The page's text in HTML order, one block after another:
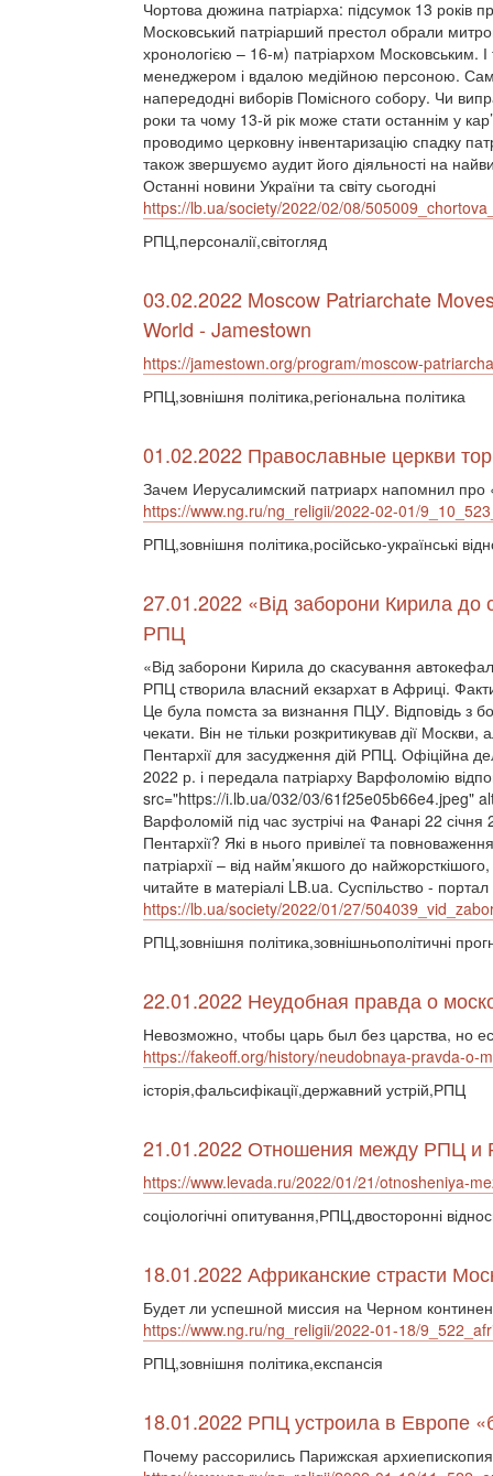
Чортова дюжина патріарха: підсумок 13 років
Московський патріарший престол обрали
хронологією – 16-м) патріархом Московським.
менеджером і вдалою медійною персоною.
напередодні виборів Помісного собору. Чи
роки та чому 13-й рік може стати останнім у
проводимо церковну інвентаризацію спадку
також звершуємо аудит його діяльності на
Останні новини України та світу сьогодні
https://lb.ua/society/2022/02/08/
РПЦ,персоналії,світогляд
03.02.2022 Moscow Patriarchate
World - Jamestown
https://jamestown.org/program/moscow-
РПЦ,зовнішня політика,регіональна політика
01.02.2022 Православные церкви
Зачем Иерусалимский патриарх напомнил
https://www.ng.ru/ng_religii/2022-02-01/
РПЦ,зовнішня політика,російсько-українські
27.01.2022 «Від заборони Кирила до
РПЦ
«Від заборони Кирила до скасування
РПЦ створила власний екзархат в Африці.
Це була помста за визнання ПЦУ. Відповідь з
чекати. Він не тільки розкритикував дії
Пентархії для засудження дій РПЦ. Офіційна
2022 р. і передала патріарху Варфоломію
src="https://i.lb.ua/032/03/61f25e05b66e4.jpeg"
Варфоломій під час зустрічі на Фанарі 22
Пентархії? Які в нього привілеї та
патріархії – від найм’якшого до
читайте в матеріалі LB.ua. Суспільство -
https://lb.ua/society/2022/01/27/
РПЦ,зовнішня політика,зовнішньополітичні
22.01.2022 Неудобная правда о
Невозможно, чтобы царь был без царства, но
https://fakeoff.org/history/neudobnaya-pravda-o-
історія,фальсифікації,державний устрій,РПЦ
21.01.2022 Отношения между РПЦ и
https://www.levada.ru/2022/01/21/otnosheniya-
соціологічні опитування,РПЦ,двосторонні
18.01.2022 Африканские страсти
Будет ли успешной миссия на Черном
https://www.ng.ru/ng_religii/2022-01-18/
РПЦ,зовнішня політика,експансія
18.01.2022 РПЦ устроила в Европе
Почему рассорились Парижская